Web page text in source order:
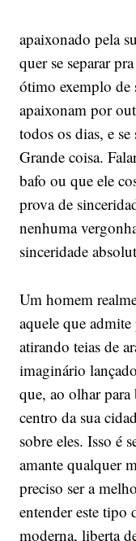
apaixonado pela
quer se separar
ótimo exemplo de
apaixonam por
todos os dias, e
Grande coisa.
bafo ou que ele
prova de
nenhuma
sinceridade
Um homem
aquele que admite
atirando teias de
imaginário
que, ao olhar
centro da sua
sobre eles. Isso é
amante qualquer
preciso ser a
entender este tipo
moderna, liberta